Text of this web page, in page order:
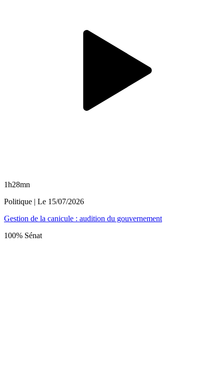
1h28mn
Politique | Le 15/07/2026
Gestion de la canicule : audition du gouvernement
100% Sénat